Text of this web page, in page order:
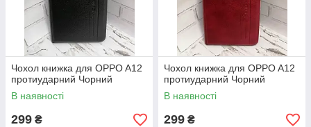
Чохол книжка для OPPO A12
протиударний Чорний
В наявності
299 ₴
Чохол книжка для OPPO A12
протиударний Чорний
В наявності
299 ₴